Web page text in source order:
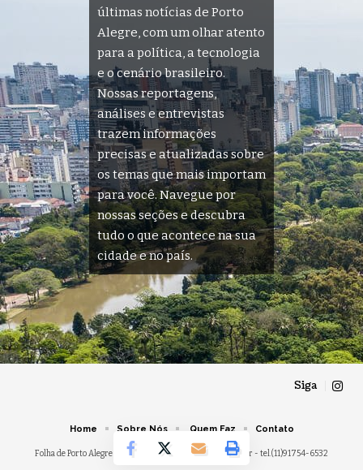
últimas notícias de Porto
Alegre, com um olhar atento
para a política, a tecnologia
e o cenário brasileiro.
Nossas reportagens,
análises e entrevistas
trazem informações
precisas e atualizadas sobre
os temas que mais importam
para você. Navegue por
nossas seções e descubra
tudo o que acontece na sua
cidade e no país.
Siga
Folha de Porto Alegre - contato@folhadeportoalegre.com.br - tel.(11)91754-6532
Home Sobre Nós Quem Faz Contato